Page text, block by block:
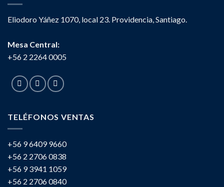
Eliodoro Yáñez 1070, local 23. Providencia, Santiago.
Mesa Central:
+56 2 2264 0005
TELÉFONOS VENTAS
+56 9 6409 9660
+56 2 2706 0838
+56 9 3941 1059
+56 2 2706 0840